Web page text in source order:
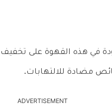
في هذه القهوة على
مضادة للالتهابات.
ADVERTISEMENT